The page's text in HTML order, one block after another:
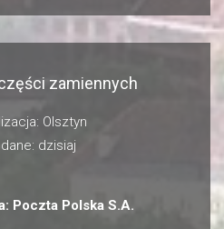
zamiennych
Olsztyn
dzisiaj
Poczta Polska S.A.